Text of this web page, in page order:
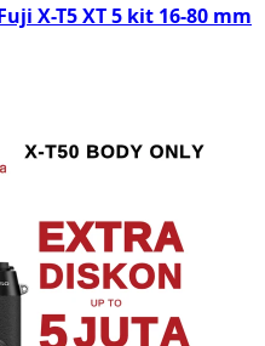
X-T5 XT 5 kit 16-80 mm